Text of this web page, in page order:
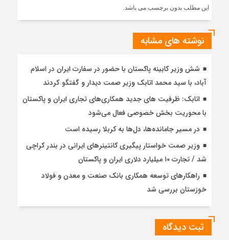
این مطلب بدون برچسب می باشد.
نوشته های مشابه
شش وزیر کابینه پاکستان با حضور در سفارت ایران در اسلام
آباد، با سيد محمد اتابك وزير صمت ديدار و گفتگو كردند
اتابک: ظرفیت های جدید همکاری‌های تجاری ایران و پاکستان
با محوریت بخش خصوصی فعال می‌شود
در مسیر جا‌مانده‌ها، دل‌ها به کربلا رسیده است
وزیر صمت خواستار پیگیری کانتینرهای ایرانی در بندر کراچی
شد / تجارت ۱۰ میلیارد دلاری ایران و پاکستان
راهکارهای توسعه همکاری بانک صنعت و معدن و فولاد
خوزستان بررسی شد
ثبت دیدگاه